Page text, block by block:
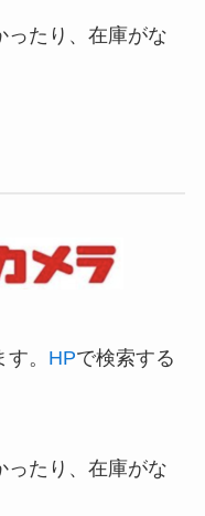
たり、在庫がな
。 HPで検索する
たり、在庫がな